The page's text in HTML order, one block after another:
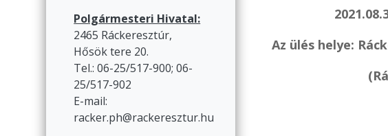
Polgármesteri Hivatal:
2465 Ráckeresztúr,
Hősök tere 20.
Tel.: 06-25/517-900; 06-
25/517-902
E-mail:
racker.ph@rackeresztur.hu
Az ülés helye: